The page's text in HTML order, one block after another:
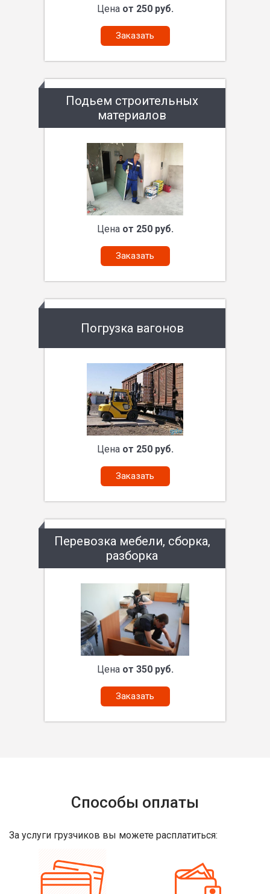
Цена от 250 руб.
Заказать
Подьем строительных
материалов
Цена от 250 руб.
Заказать
Погрузка вагонов
Цена от 250 руб.
Заказать
Перевозка мебели, сборка,
разборка
Цена от 350 руб.
Заказать
Способы оплаты
За услуги грузчиков вы можете расплатиться: